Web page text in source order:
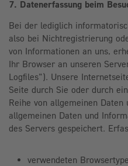
7. Datenerfassung beim
Bei der lediglich
also bei Nichtregistrierung
von Informationen an uns,
Ihr Browser an unseren
Logfiles"). Unsere
Seite durch Sie oder durch
Reihe von allgemeinen Daten
allgemeinen Daten und
des Servers gespeichert.
verwendeten